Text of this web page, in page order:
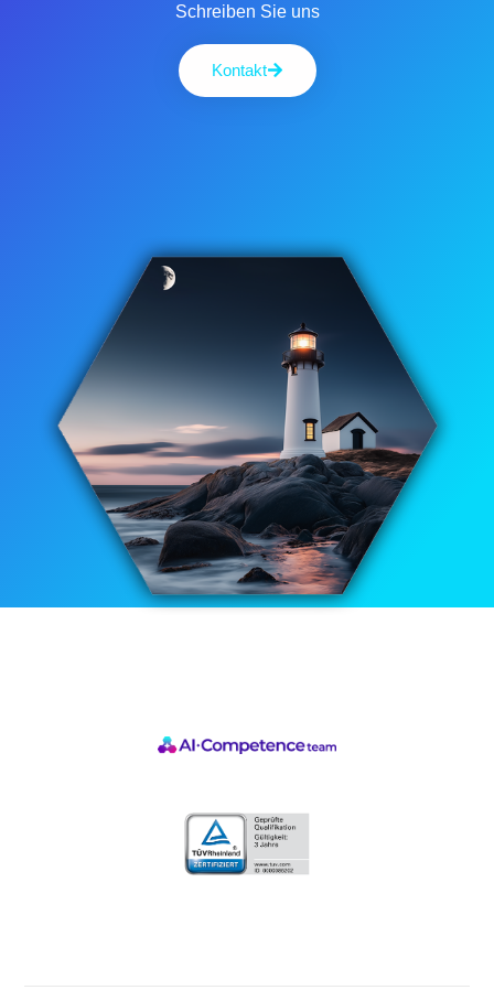
Schreiben Sie uns
Kontakt